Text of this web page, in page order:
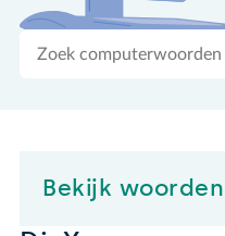
Zoek
Bekijk